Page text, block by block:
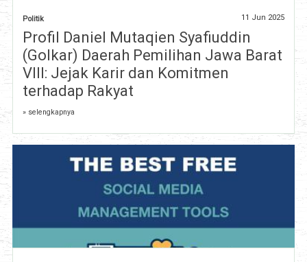
Politik 11 Jun 2025
Profil Daniel Mutaqien Syafiuddin
(Golkar) Daerah Pemilihan Jawa Barat
VIII: Jejak Karir dan Komitmen
terhadap Rakyat
» selengkapnya